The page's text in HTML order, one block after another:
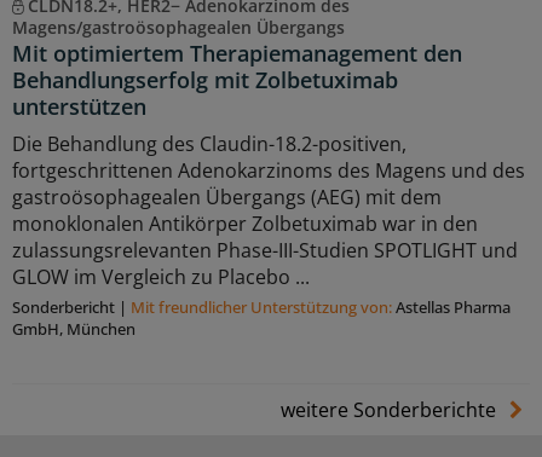
CLDN18.2+, HER2− Adenokarzinom des
Magens/gastroösophagealen Übergangs
Mit optimiertem Therapiemanagement den
Behandlungserfolg mit Zolbetuximab
unterstützen
Die Behandlung des Claudin-18.2-positiven,
fortgeschrittenen Adenokarzinoms des Magens und des
gastroösophagealen Übergangs (AEG) mit dem
monoklonalen Antikörper Zolbetuximab war in den
zulassungsrelevanten Phase-III-Studien SPOTLIGHT und
GLOW im Vergleich zu Placebo ...
Sonderbericht | Mit freundlicher Unterstützung von:Astellas Pharma
GmbH, München
weitere Sonderberichte